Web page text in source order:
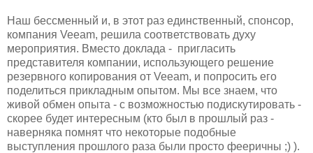
Наш бессменный и, в этот раз единственный, спонсор,
компания Veeam, решила соответствовать духу
мероприятия. Вместо доклада - пригласить
представителя компании, использующего решение
резервного копирования от Veeam, и попросить его
поделиться прикладным опытом. Мы все знаем, что
живой обмен опыта - с возможностью подискутировать -
скорее будет интересным (кто был в прошлый раз -
наверняка помнят что некоторые подобные
выступления прошлого раза были просто фееричны ;) ).